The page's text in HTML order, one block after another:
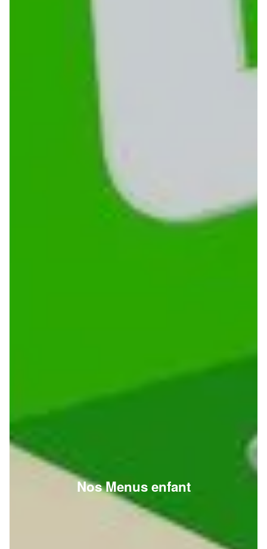
Nos Menus enfant